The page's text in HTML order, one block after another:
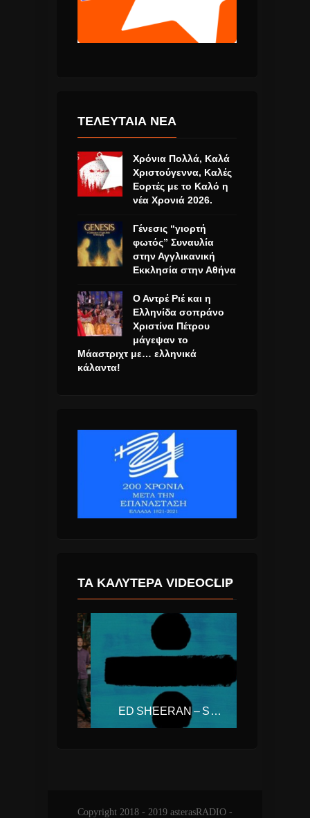
ΤΕΛΕΥΤΑΙΑ ΝΕΑ
Χρόνια Πολλά, Καλά
Χριστούγεννα, Καλές
Εορτές με το Καλό η
νέα Χρονιά 2026.
Γένεσις “γιορτή
φωτός” Συναυλία
στην Αγγλικανική
Εκκλησία στην Αθήνα
Ο Αντρέ Ριέ και η
Ελληνίδα σοπράνο
Χριστίνα Πέτρου
μάγεψαν το
Μάαστριχτ με… ελληνικά
κάλαντα!
ΤΑ ΚΑΛΎΤΕΡΑ VIDEOCLIP
ED SHEERAN – SHAPE OF YOU
Copyright 2018 - 2019 asterasRADIO -